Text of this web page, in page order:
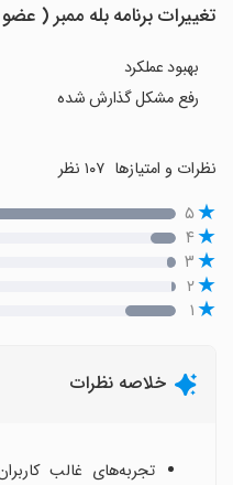
تغییرات برنامه ‏‏‏بله ممبر (
بهبود عملکرد
رفع مشکل گذارش شده
نظرات و امتیازها
۵
۴
۳
۲
۱
خلاصه نظرات
تجربه‌های غالب